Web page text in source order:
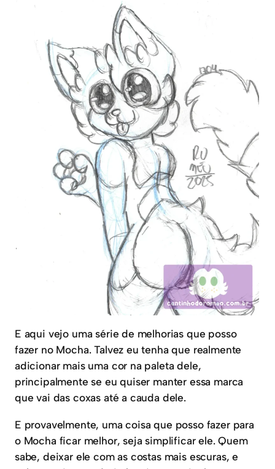
E aqui vejo uma série de melhorias que posso
fazer no Mocha. Talvez eu tenha que realmente
adicionar mais uma cor na paleta dele,
principalmente se eu quiser manter essa marca
que vai das coxas até a cauda dele.
E provavelmente, uma coisa que posso fazer para
o Mocha ficar melhor, seja simplificar ele. Quem
sabe, deixar ele com as costas mais escuras, e